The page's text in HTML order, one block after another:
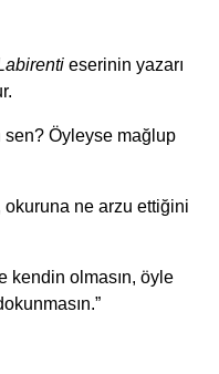
eserinin yazarı
sen? Öyleyse mağlup
okuruna ne arzu ettiğini
kendin olmasın, öyle